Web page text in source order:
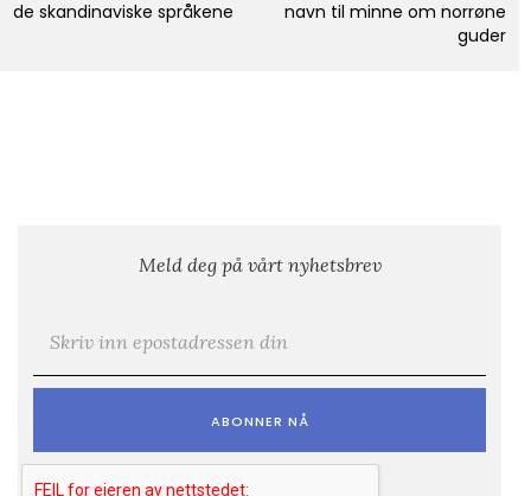
de skandinaviske språkene
navn til minne om norrøne
guder
Meld deg på vårt nyhetsbrev